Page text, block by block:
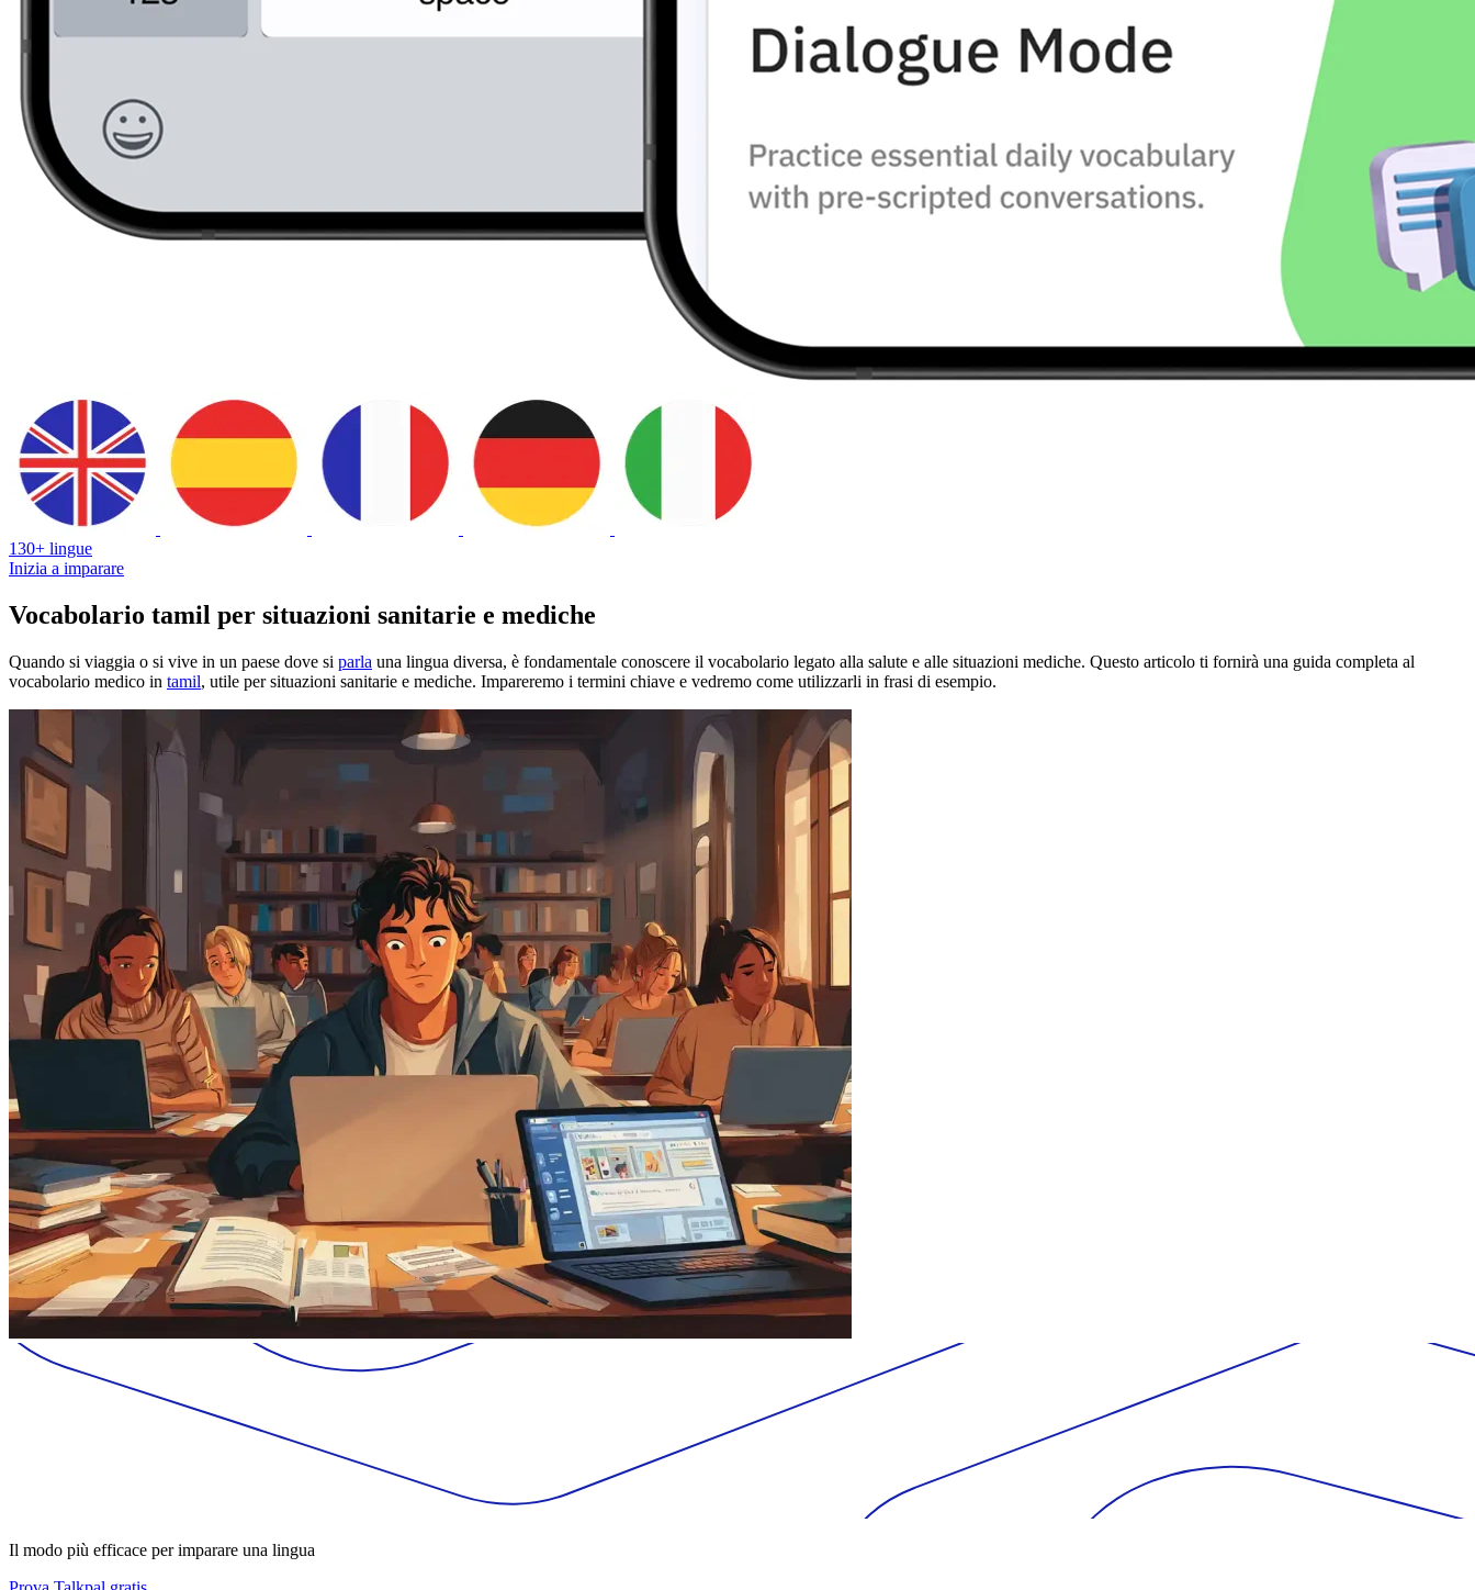
130+ lingue
Inizia a imparare
Vocabolario tamil per situazioni sanitarie e mediche
Quando si viaggia o si vive in un paese dove si parla una lingua diversa, è fondamentale conoscere il vocabolario legato alla salute e alle situazioni mediche. Questo articolo ti fornirà una guida completa al
vocabolario medico in tamil, utile per situazioni sanitarie e mediche. Impareremo i termini chiave e vedremo come utilizzarli in frasi di esempio.
Il modo più efficace per imparare una lingua